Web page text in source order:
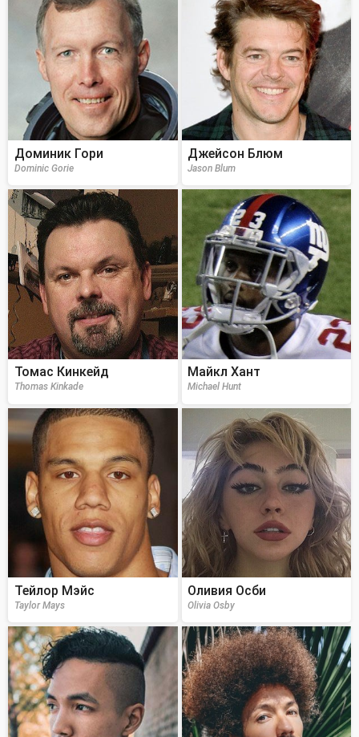
Доминик Гори
Dominic Gorie
Джейсон Блюм
Jason Blum
Томас Кинкейд
Thomas Kinkade
Майкл Хант
Michael Hunt
Тейлор Мэйс
Taylor Mays
Оливия Осби
Olivia Osby